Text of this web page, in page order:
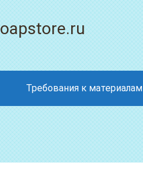
Требования к материалам